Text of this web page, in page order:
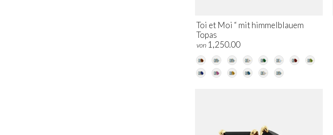
Toi et Moi “ mit himmelblauem
Topas
von 1,250.00